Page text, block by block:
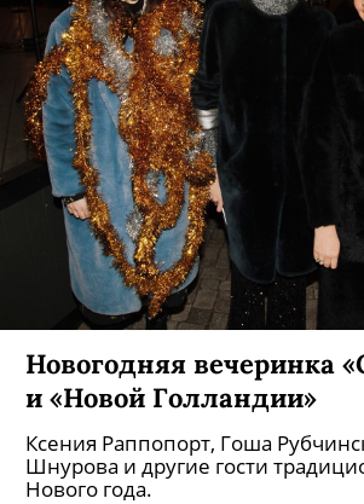
Новогодняя вечеринка
и «Новой Голландии»
Ксения Раппопорт, Гоша
Шнурова и другие гости
Нового года.